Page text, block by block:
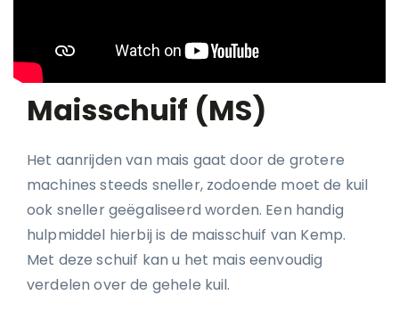
Maisschuif (MS)
Het aanrijden van mais gaat door de grotere
machines steeds sneller, zodoende moet de kuil
ook sneller geëgaliseerd worden. Een handig
hulpmiddel hierbij is de maisschuif van Kemp.
Met deze schuif kan u het mais eenvoudig
verdelen over de gehele kuil.